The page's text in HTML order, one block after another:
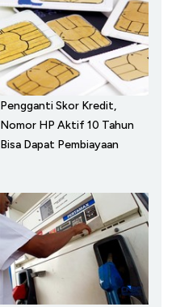
Pengganti Skor Kredit,
Nomor HP Aktif 10 Tahun
Bisa Dapat Pembiayaan